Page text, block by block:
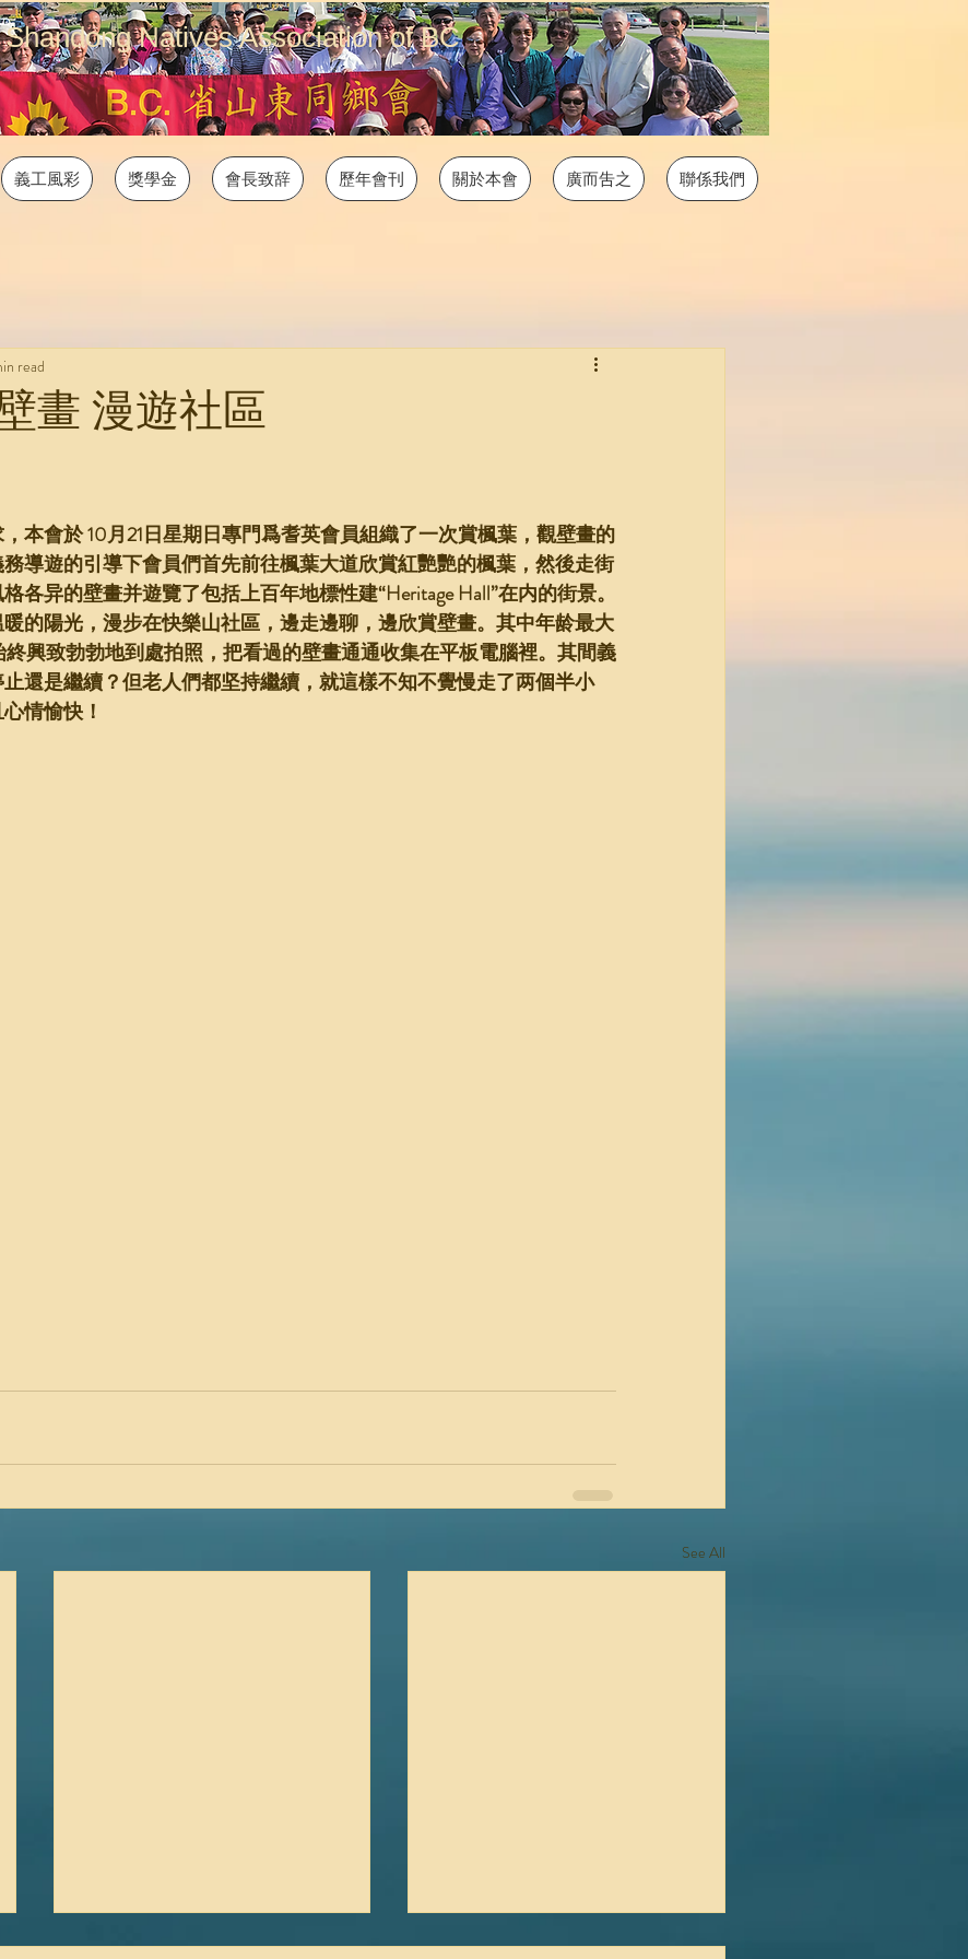
Shandong Natives Association of BC
義工風彩 獎學金 會長致辞 歷年會刊 關於本會 廣而吿之 聯係我們
畫 漫遊社區
read
本會於 10月21日星期日專門爲耆英會員組織了一次賞楓葉，觀壁畫的
導遊的引導下會員們首先前往楓葉大道欣賞紅艷艷的楓葉，然後走街
各异的壁畫并遊覽了包括上百年地標性建“Heritage Hall”在内的街景。
的陽光，漫步在快樂山社區，邊走邊聊，邊欣賞壁畫。其中年龄最大
興致勃勃地到處拍照，把看過的壁畫通通收集在平板電腦裡。其間義
還是繼續？但老人們都坚持繼續，就這樣不知不覺慢走了两個半小
情愉快！
See All